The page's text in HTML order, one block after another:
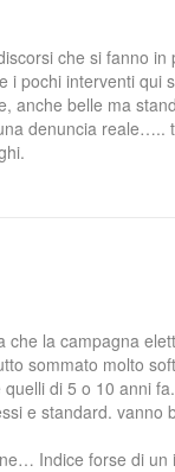
che si fanno
i pochi interventi qui
anche belle ma
denuncia reale…..
che la campagna
sommato molto
di 5 o 10 anni fa.
e standard.
Indice forse di un